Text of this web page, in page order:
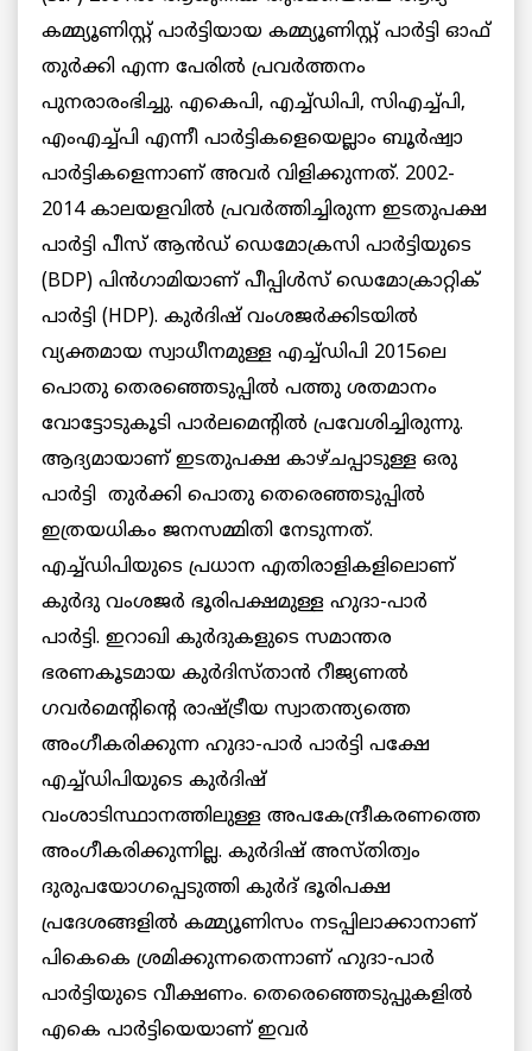
കമ്മ്യൂണിസ്റ്റ് പാർട്ടിയായ കമ്മ്യൂണിസ്റ്റ് പാർട്ടി ഓഫ്
തുർക്കി എന്ന പേരിൽ പ്രവർത്തനം
പുനരാരംഭിച്ചു. എകെപി, എച്ച്ഡിപി, സിഎച്ച്പി,
എംഎച്ച്പി എന്നീ പാർട്ടികളെയെല്ലാം ബൂർഷ്വാ
പാർട്ടികളെന്നാണ് അവർ വിളിക്കുന്നത്. 2002-
2014 കാലയളവിൽ പ്രവർത്തിച്ചിരുന്ന ഇടതുപക്ഷ
പാർട്ടി പീസ് ആൻഡ് ഡെമോക്രസി പാർട്ടിയുടെ
(BDP) പിൻഗാമിയാണ് പീപ്പിൾസ് ഡെമോക്രാറ്റിക്
പാർട്ടി (HDP). കുർദിഷ് വംശജർക്കിടയിൽ
വ്യക്തമായ സ്വാധീനമുള്ള എച്ച്ഡിപി 2015ലെ
പൊതു തെരഞ്ഞെടുപ്പിൽ പത്തു ശതമാനം
വോട്ടോടുകൂടി പാർലമെൻ്റിൽ പ്രവേശിച്ചിരുന്നു.
ആദ്യമായാണ് ഇടതുപക്ഷ കാഴ്ചപ്പാടുള്ള ഒരു
പാർട്ടി തുർക്കി പൊതു തെരെഞ്ഞടുപ്പിൽ
ഇത്രയധികം ജനസമ്മിതി നേടുന്നത്.
എച്ച്ഡിപിയുടെ പ്രധാന എതിരാളികളിലൊണ്
കുർദു വംശജർ ഭൂരിപക്ഷമുള്ള ഹുദാ-പാർ
പാർട്ടി. ഇറാഖി കുർദുകളുടെ സമാന്തര
ഭരണകൂടമായ കുർദിസ്താൻ റീജ്യണൽ
ഗവർമെൻ്റിന്റെ രാഷ്ട്രീയ സ്വാതന്ത്യത്തെ
അംഗീകരിക്കുന്ന ഹുദാ-പാർ പാർട്ടി പക്ഷേ
എച്ച്ഡിപിയുടെ കുർദിഷ്
വംശാടിസ്ഥാനത്തിലുള്ള അപകേന്ദ്രീകരണത്തെ
അംഗീകരിക്കുന്നില്ല. കുർദിഷ് അസ്തിത്വം
ദുരുപയോഗപ്പെടുത്തി കുർദ് ഭൂരിപക്ഷ
പ്രദേശങ്ങളിൽ കമ്മ്യൂണിസം നടപ്പിലാക്കാനാണ്‌
പികെകെ ശ്രമിക്കുന്നതെന്നാണ് ഹുദാ-പാർ
പാർട്ടിയുടെ വീക്ഷണം. തെരെഞ്ഞെടുപ്പുകളിൽ
എകെ പാർട്ടിയെയാണ് ഇവർ